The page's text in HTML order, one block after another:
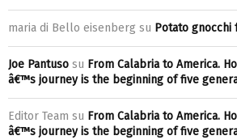
maria di Bello eisenberg su Potato gnocchi
Joe Pantuso su From Calabria to America.
â€™s journey is the beginning of five
Editor Team su From Calabria to America.
â€™s journey is the beginning of five